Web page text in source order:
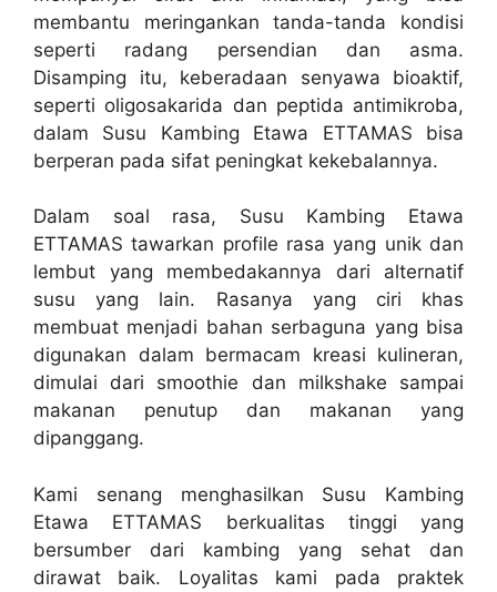
membantu meringankan tanda-tanda kondisi
seperti radang persendian dan asma.
Disamping itu, keberadaan senyawa bioaktif,
seperti oligosakarida dan peptida antimikroba,
dalam Susu Kambing Etawa ETTAMAS bisa
berperan pada sifat peningkat kekebalannya.
Dalam soal rasa, Susu Kambing Etawa
ETTAMAS tawarkan profile rasa yang unik dan
lembut yang membedakannya dari alternatif
susu yang lain. Rasanya yang ciri khas
membuat menjadi bahan serbaguna yang bisa
digunakan dalam bermacam kreasi kulineran,
dimulai dari smoothie dan milkshake sampai
makanan penutup dan makanan yang
dipanggang.
Kami senang menghasilkan Susu Kambing
Etawa ETTAMAS berkualitas tinggi yang
bersumber dari kambing yang sehat dan
dirawat baik. Loyalitas kami pada praktek